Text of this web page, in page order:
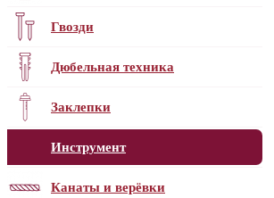
Гвозди
Дюбельная техника
Заклепки
Инструмент
Канаты и верёвки